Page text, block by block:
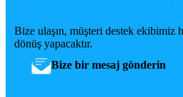
Bize ulaşın, müşteri destek ekibimiz
dönüş yapacaktır.
Bize bir mesaj gönderin